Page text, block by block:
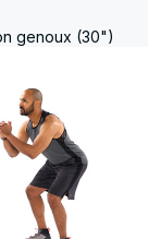
genoux (30")